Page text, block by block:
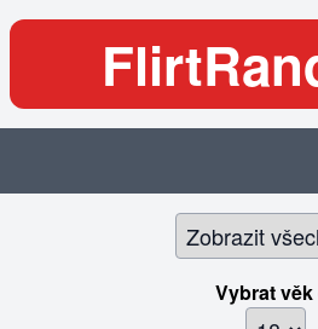
Vybrat věk